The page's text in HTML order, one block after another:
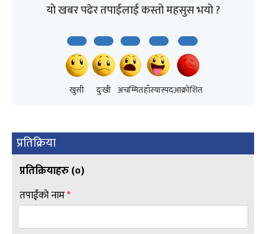
यो खबर पढेर तपाईलाई कस्तो महसुस भयो ?
खुसी दुःखी अचम्मितहाँस्यास्पदआक्रोशित
प्रतिक्रिया
प्रतिक्रियाहरु (०)
तपाईंको नाम*